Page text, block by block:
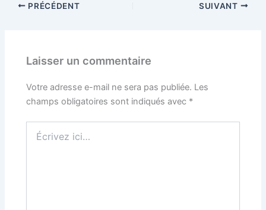
PRÉCÉDENT SUIVANT
Laisser un commentaire
Votre adresse e-mail ne sera pas publiée. Les
champs obligatoires sont indiqués avec *
ici…